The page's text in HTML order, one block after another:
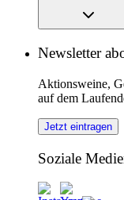
Newsletter
Aktionsweine,
auf dem
Jetzt eintragen
Soziale